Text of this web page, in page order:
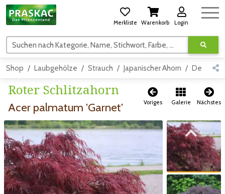
Merkliste Warenkorb Login
Suchen nach Kategorie, Name, Stichwort, Farbe, usw.
Shop Laubgehölze Strauch Japanischer Ahorn Detail
Roter Schlitzahorn
Acer palmatum 'Garnet' Voriges Galerie Nächstes
Zum vorigen Bild